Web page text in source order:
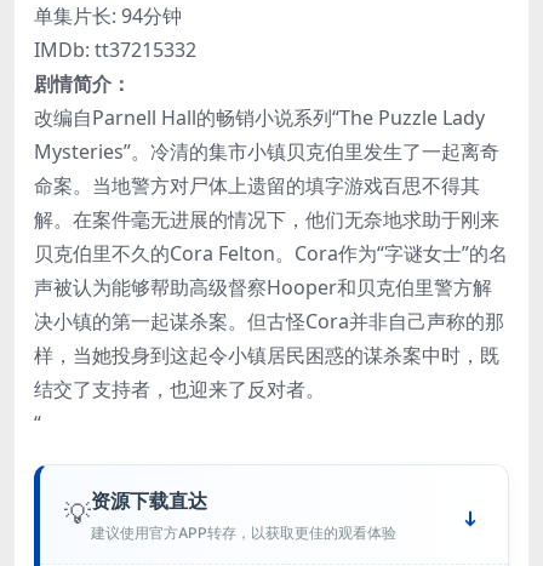
单集片长: 94分钟
IMDb: tt37215332
剧情简介：
改编自Parnell Hall的畅销小说系列“The Puzzle Lady
Mysteries”。冷清的集市小镇贝克伯里发生了一起离奇
命案。当地警方对尸体上遗留的填字游戏百思不得其
解。在案件毫无进展的情况下，他们无奈地求助于刚来
贝克伯里不久的Cora Felton。Cora作为“字谜女士”的名
声被认为能够帮助高级督察Hooper和贝克伯里警方解
决小镇的第一起谋杀案。但古怪Cora并非自己声称的那
样，当她投身到这起令小镇居民困惑的谋杀案中时，既
结交了支持者，也迎来了反对者。
“
💡资源下载直达
建议使用官方APP转存，以获取更佳的观看体验